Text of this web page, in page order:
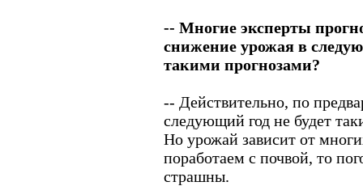
-- Многие эксперты
снижение урожая в
такими прогнозами?
-- Действительно, по
следующий год не будет
Но урожай зависит от
поработаем с почвой, то
страшны.